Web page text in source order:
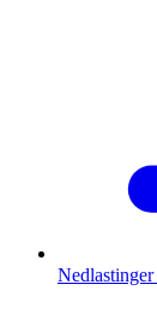
Nedlastinger